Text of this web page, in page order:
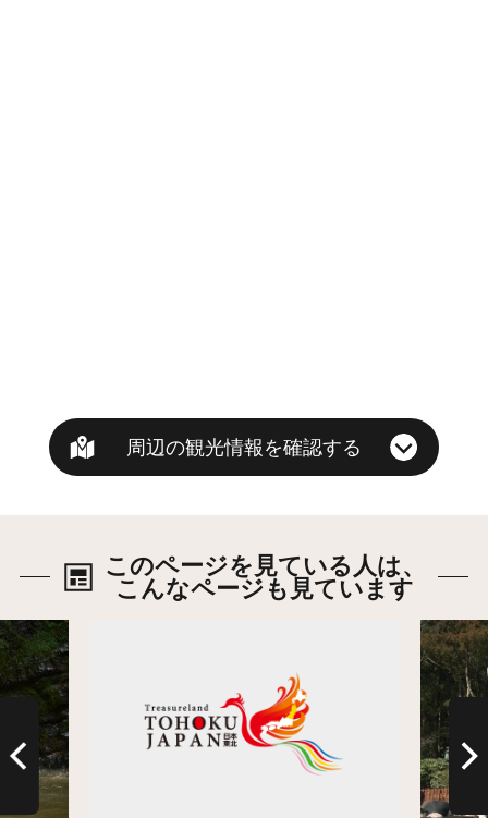
周辺の観光情報を確認する
このページを見ている人は、
こんなページも見ています
詳細は